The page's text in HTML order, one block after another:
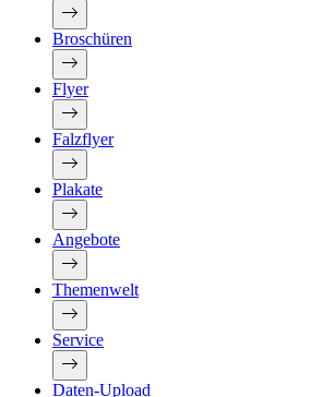
Broschüren
Flyer
Falzflyer
Plakate
Angebote
Themenwelt
Service
Daten-Upload